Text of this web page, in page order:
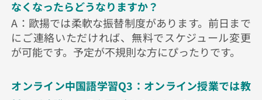
なくなったらどうなりますか？
A：歐揚では柔軟な振替制度があります。前日まで
にご連絡いただければ、無料でスケジュール変更
が可能です。予定が不規則な方にぴったりです。
オンライン中国語学習Q3：オンライン授業では教